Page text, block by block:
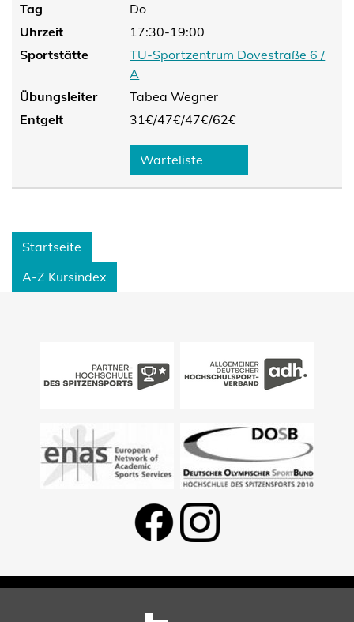
Tag
Do
Uhrzeit
17:30-19:00
Sportstätte
TU-Sportzentrum Dovestraße 6 /
A
Übungsleiter
Tabea Wegner
Entgelt
31€/47€/47€/62€
Warteliste
Startseite
A-Z Kursindex